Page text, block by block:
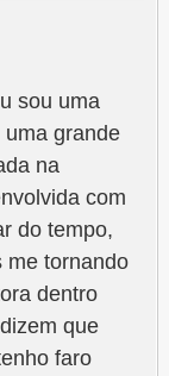
sou uma
grande
na
com
do tempo,
me tornando
dentro
que
faro